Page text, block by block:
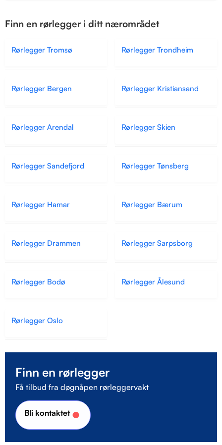
Finn en rørlegger i ditt nærområdet
Rørlegger Tromsø Rørlegger Trondheim
Rørlegger Bergen Rørlegger Kristiansand
Rørlegger Arendal Rørlegger Skien
Rørlegger Sandefjord Rørlegger Tønsberg
Rørlegger Hamar Rørlegger Bærum
Rørlegger Drammen Rørlegger Sarpsborg
Rørlegger Bodø Rørlegger Ålesund
Rørlegger Oslo
Finn en rørlegger
Få tilbud fra døgnåpen rørleggervakt
Bli kontaktet